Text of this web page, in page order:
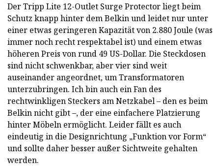
Der Tripp Lite 12-Outlet Surge Protector liegt beim
Schutz knapp hinter dem Belkin und leidet nur unter
einer etwas geringeren Kapazität von 2.880 Joule (was
immer noch recht respektabel ist) und einem etwas
höheren Preis von rund 49 US-Dollar. Die Steckdosen
sind nicht schwenkbar, aber vier sind weit
auseinander angeordnet, um Transformatoren
unterzubringen. Ich bin auch ein Fan des
rechtwinkligen Steckers am Netzkabel – den es beim
Belkin nicht gibt –, der eine einfachere Platzierung
hinter Möbeln ermöglicht. Leider fällt es auch
eindeutig in die Designrichtung „Funktion vor Form“
und sollte daher besser außer Sichtweite gehalten
werden.